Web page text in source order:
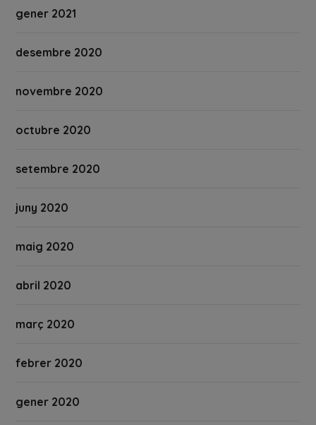
gener 2021
desembre 2020
novembre 2020
octubre 2020
setembre 2020
juny 2020
maig 2020
abril 2020
març 2020
febrer 2020
gener 2020